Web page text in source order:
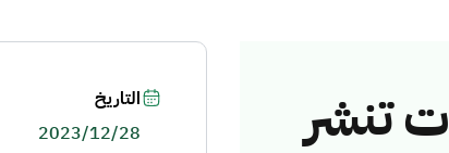
تنشر
التاريخ
2023/12/28